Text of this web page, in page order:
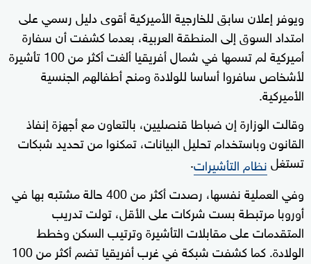
ويوفر إعلان سابق للخارجية الأميركية أقوى دليل رسمي على
امتداد السوق إلى المنطقة العربية، بعدما كشفت أن سفارة
أميركية لم تسمها في شمال أفريقيا ألغت أكثر من 100 تأشيرة
لأشخاص سافروا أساسا للولادة ومنح أطفالهم الجنسية
الأميركية.
وقالت الوزارة إن ضباطا قنصليين، بالتعاون مع أجهزة إنفاذ
القانون وباستخدام تحليل البيانات، تمكنوا من تحديد شبكات
تستغلنظام التأشيرات.
وفي العملية نفسها، رصدت أكثر من 400 حالة مشتبه بها في
أوروبا مرتبطة بست شركات على الأقل، تولت تدريب
المتقدمات على مقابلات التأشيرة وترتيب السكن وخطط
الولادة. كما كشفت شبكة في غرب أفريقيا تضم أكثر من 100